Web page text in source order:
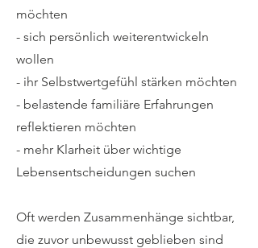
möchten
- sich persönlich weiterentwickeln
wollen
- ihr Selbstwertgefühl stärken möchten
- belastende familiäre Erfahrungen
reflektieren möchten
- mehr Klarheit über wichtige
Lebensentscheidungen suchen
Oft werden Zusammenhänge sichtbar,
die zuvor unbewusst geblieben sind